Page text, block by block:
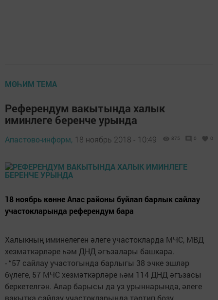
МӨҺИМ ТЕМА
Референдум вакытында халык
иминлеге беренче урында
Апастово-информ, 18 ноябрь 2018 - 10:49 875 0 0
18 ноябрь көнне Апас районы буйлап барлык сайлау
участокларында референдум бара
Халыкның иминелеген әлеге участокларда МЧС, МВД
хезмәткәрләре һәм ДНД әгъзалары башкара.
- “57 сайлау участогында барлыгы 38 эчке эшләр
бүлеге, 57 МЧС хезмәткәрләре һәм 114 ДНД әгъзасы
беркетелгән. Алар барысы да үз урыннарында, әлеге
вакытка сайлау участокларында тәртип бозу